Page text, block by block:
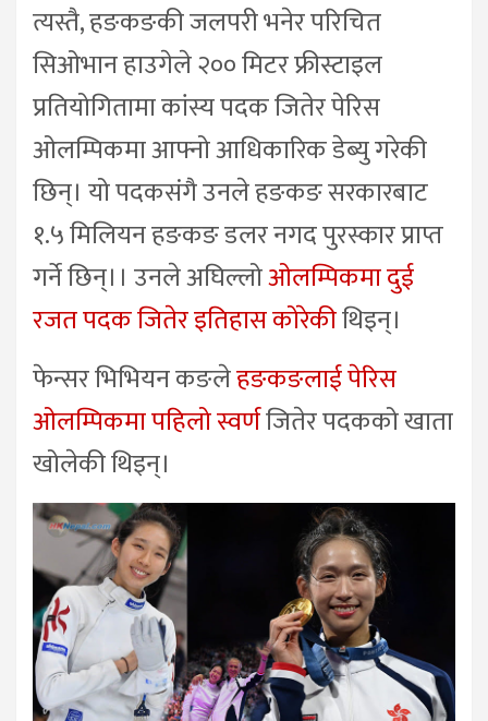
त्यस्तै, हङकङकी जलपरी भनेर परिचित
सिओभान हाउगेले २०० मिटर फ्रीस्टाइल
प्रतियोगितामा कांस्य पदक जितेर पेरिस
ओलम्पिकमा आफ्नो आधिकारिक डेब्यु गरेकी
छिन्। यो पदकसंगै उनले हङकङ सरकारबाट
१.५ मिलियन हङकङ डलर नगद पुरस्कार प्राप्त
गर्ने छिन्।। उनले अघिल्लोओलम्पिकमा दुई
रजत पदक जितेर इतिहास कोरेकीथिइन्।
फेन्सर भिभियन कङलेहङकङलाई पेरिस
ओलम्पिकमा पहिलो स्वर्णजितेर पदकको खाता
खोलेकी थिइन्।